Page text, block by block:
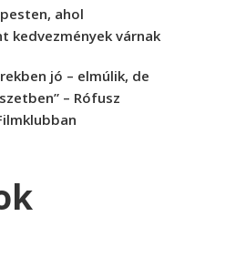
ahol
kedvezmények várnak
jó – elmúlik, de
– Rófusz